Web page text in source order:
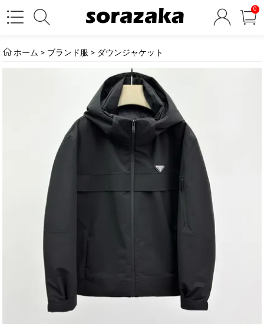
0
ホーム > ブランド服 > ダウンジャケット